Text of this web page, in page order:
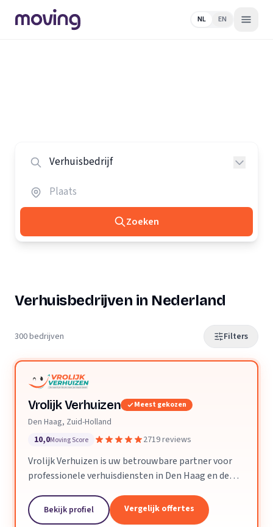
NL EN
Zoeken
Verhuisbedrijven in Nederland
300 bedrijven Filters
Vrolijk Verhuizen Meest gekozen
Den Haag, Zuid-Holland
10,0Moving Score 2719 reviews
Vrolijk Verhuizen is uw betrouwbare partner voor
professionele verhuisdiensten in Den Haag en de
ervaring en een toegewijd team zorgen wij ervoor
dat uw verhuizing soepel en zorgeloos verloopt.
Bekijk profiel Vergelijk offertes